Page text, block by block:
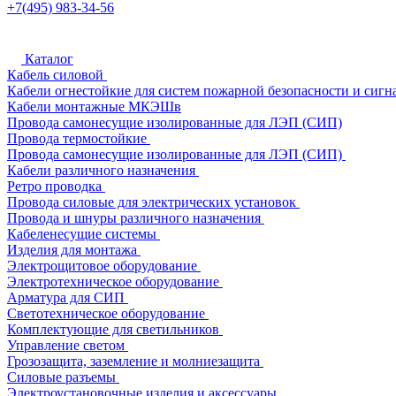
+7(495) 983-34-56
Каталог
Кабель силовой
Кабели огнестойкие для систем пожарной безопасности и
Кабели монтажные МКЭШв
Провода самонесущие изолированные для ЛЭП (СИП)
Провода термостойкие
Провода самонесущие изолированные для ЛЭП (СИП)
Кабели различного назначения
Ретро проводка
Провода силовые для электрических установок
Провода и шнуры различного назначения
Кабеленесущие системы
Изделия для монтажа
Электрощитовое оборудование
Электротехническое оборудование
Арматура для СИП
Светотехническое оборудование
Комплектующие для светильников
Управление светом
Грозозащита, заземление и молниезащита
Силовые разъемы
Электроустановочные изделия и аксессуары